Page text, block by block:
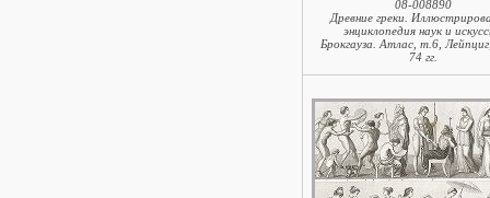
08-008890
Древние греки.
энциклопедия наук и
Брокгауза. Атлас, т.6,
74 гг.